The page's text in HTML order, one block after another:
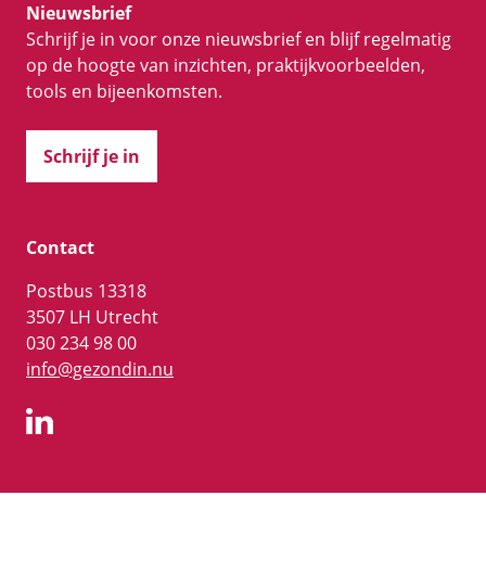
Nieuwsbrief
Schrijf je in voor onze nieuwsbrief en blijf regelmatig
op de hoogte van inzichten, praktijkvoorbeelden,
tools en bijeenkomsten.
Schrijf je in
Contact
Postbus 13318
3507 LH Utrecht
030 234 98 00
info@gezondin.nu